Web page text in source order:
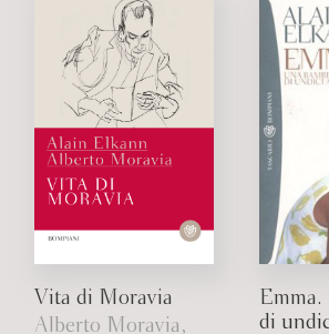
Vita di Moravia
Alberto Moravia,
di